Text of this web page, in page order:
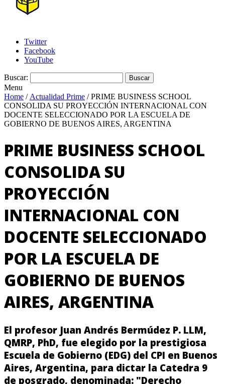
Twitter
Facebook
YouTube
Buscar:
Menu
Home / Actualidad Prime /PRIME BUSINESS SCHOOL
CONSOLIDA SU PROYECCIÓN INTERNACIONAL CON
DOCENTE SELECCIONADO POR LA ESCUELA DE
GOBIERNO DE BUENOS AIRES, ARGENTINA
PRIME BUSINESS SCHOOL
CONSOLIDA SU
PROYECCIÓN
INTERNACIONAL CON
DOCENTE SELECCIONADO
POR LA ESCUELA DE
GOBIERNO DE BUENOS
AIRES, ARGENTINA
El profesor Juan Andrés Bermúdez P. LLM,
QMRP, PhD, fue elegido por la prestigiosa
Escuela de Gobierno (EDG) del CPI en Buenos
Aires, Argentina, para dictar la Catedra 9
de posgrado, denominada: "Derecho